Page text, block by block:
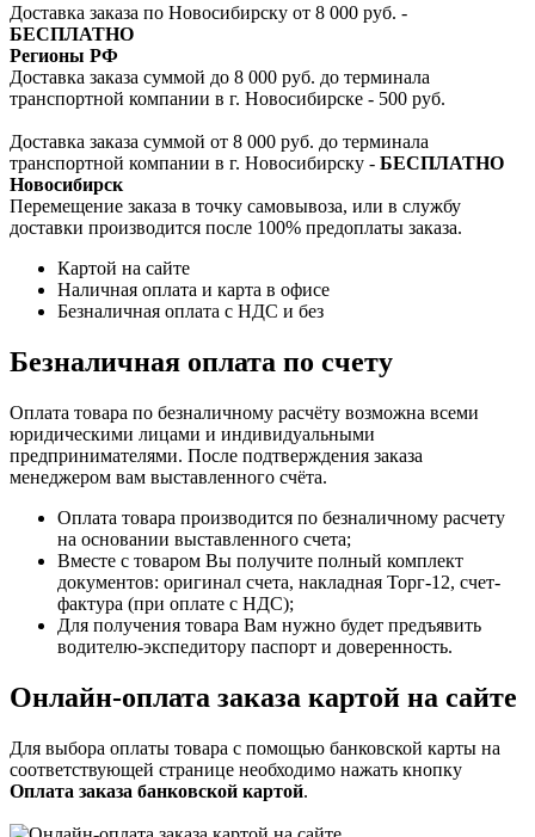
Доставка заказа по Новосибирску от 8 000 руб. -
БЕСПЛАТНО
Регионы РФ
Доставка заказа суммой до 8 000 руб. до терминала
транспортной компании в г. Новосибирске - 500 руб.
Доставка заказа суммой от 8 000 руб. до терминала
транспортной компании в г. Новосибирску - БЕСПЛАТНО
Новосибирск
Перемещение заказа в точку самовывоза, или в службу
доставки производится после 100% предоплаты заказа.
Картой на сайте
Наличная оплата и карта в офисе
Безналичная оплата с НДС и без
Безналичная оплата по счету
Оплата товара по безналичному расчёту возможна всеми
юридическими лицами и индивидуальными
предпринимателями. После подтверждения заказа
менеджером вам выставленного счёта.
Оплата товара производится по безналичному расчету
на основании выставленного счета;
Вместе с товаром Вы получите полный комплект
документов: оригинал счета, накладная Торг-12, счет-
фактура (при оплате с НДС);
Для получения товара Вам нужно будет предъявить
водителю-экспедитору паспорт и доверенность.
Онлайн-оплата заказа картой на сайте
Для выбора оплаты товара с помощью банковской карты на
соответствующей странице необходимо нажать кнопку
Оплата заказа банковской картой.